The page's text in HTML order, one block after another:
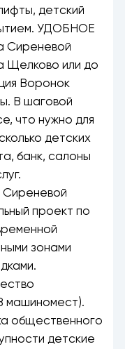
детский
УДОБНОЕ
Щелково или до
Воронок
В шаговой
что нужно для
детских
банк, салоны
проект по
зонами
машиномест).
общественного
детские